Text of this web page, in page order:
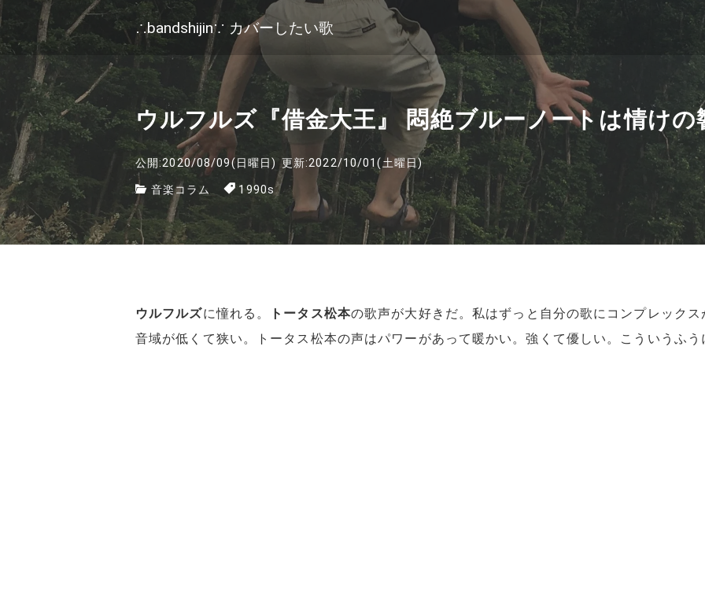
∴bandshijin∵ カバーしたい歌
ウルフルズ『借金大王』 悶絶ブルーノートは情けの
公開:2020/08/09(日曜日) 更新:2022/10/01(土曜日)
音楽コラム
1990s
ウルフルズに憧れる。 トータス松本の歌声が大好きだ。私はずっと自分の歌にコンプレック
音域が低くて狭い。トータス松本の声はパワーがあって暖かい。強くて優しい。こういうふ